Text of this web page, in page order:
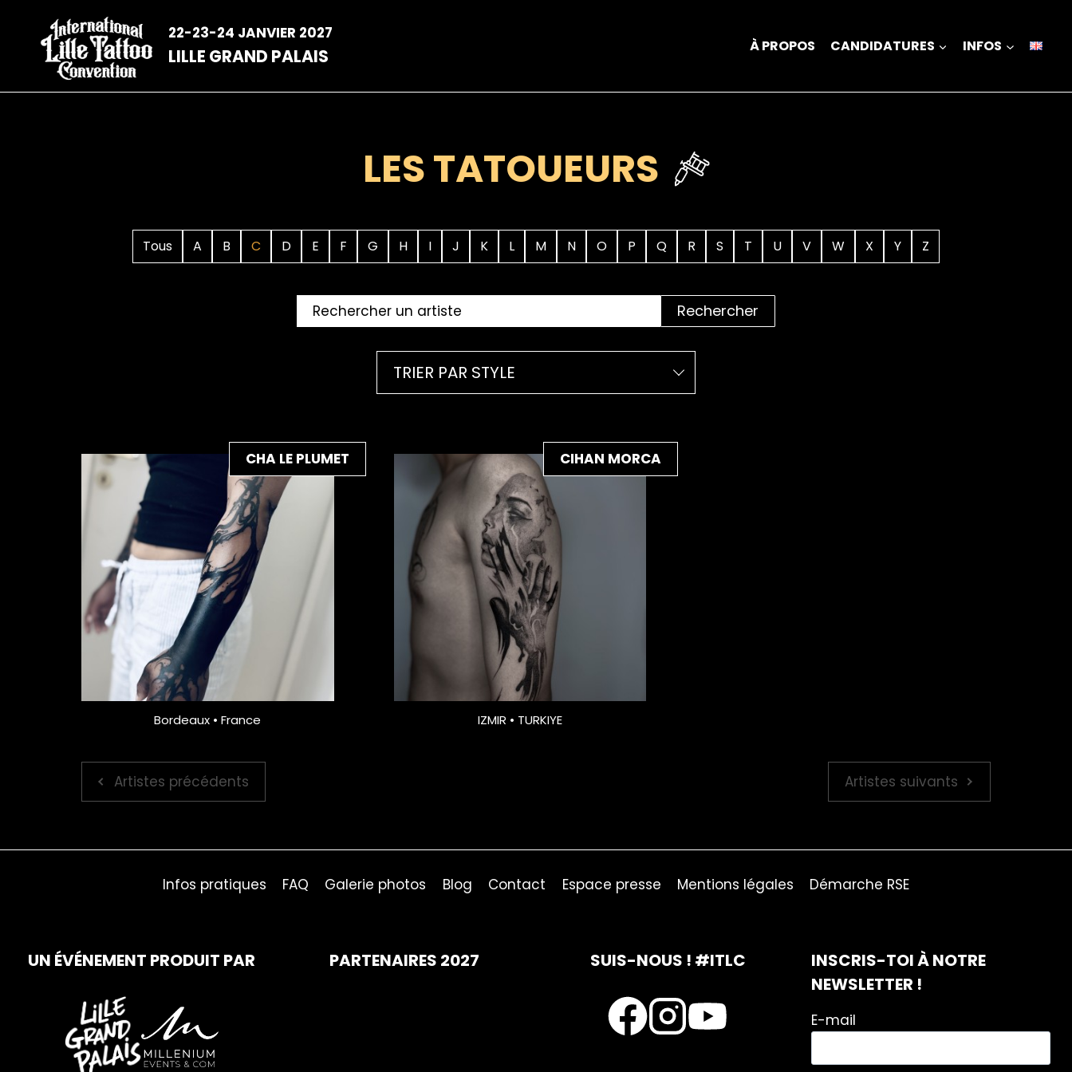
contenu
22-23-24 JANVIER 2027
LILLE GRAND PALAIS À PROPOS CANDIDATURES INFOS
LES TATOUEURS
Tous A B C D E F G H I J K L M N O P Q R S T U V W X Y Z
Rechercher
TRIER PAR STYLE
CHA LE PLUMET
Bordeaux • France
CIHAN MORCA
IZMIR • TURKIYE
Artistes précédents Artistes suivants
Infos pratiques FAQ Galerie photos Blog Contact Espace presse Mentions légales Démarche RSE
UN ÉVÉNEMENT PRODUIT PAR PARTENAIRES 2027 SUIS-NOUS ! #ITLC
INSCRIS-TOI À NOTRE
NEWSLETTER !
E-mail